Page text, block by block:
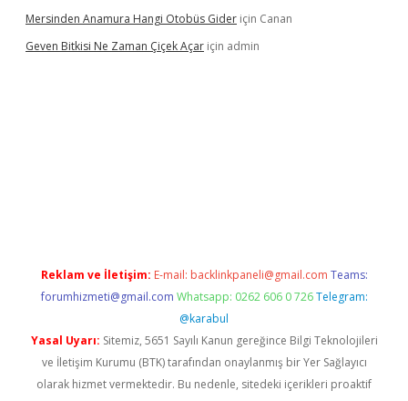
Mersinden Anamura Hangi Otobüs Gider için Canan
Geven Bitkisi Ne Zaman Çiçek Açar için admin
Reklam ve İletişim: E-mail: backlinkpaneli@gmail.com Teams:
forumhizmeti@gmail.com Whatsapp: 0262 606 0 726 Telegram:
@karabul
Yasal Uyarı: Sitemiz, 5651 Sayılı Kanun gereğince Bilgi Teknolojileri
ve İletişim Kurumu (BTK) tarafından onaylanmış bir Yer Sağlayıcı
olarak hizmet vermektedir. Bu nedenle, sitedeki içerikleri proaktif